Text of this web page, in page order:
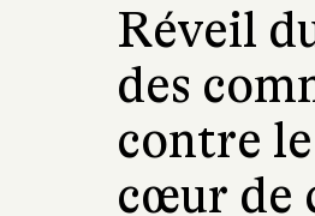
Réveil
des
contre
cœur de